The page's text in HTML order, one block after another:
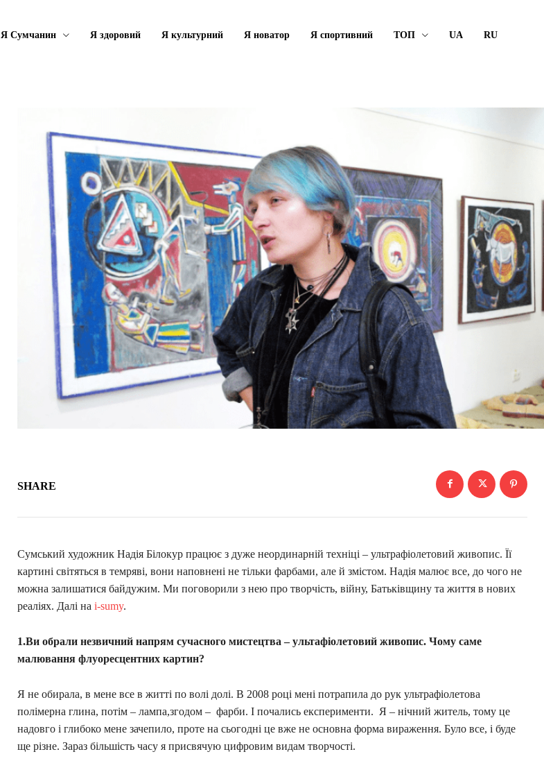
Я Сумчанин Я здоровий Я культурний Я новатор Я спортивний ТОП UA RU
SHARE
Сумський художник Надія Білокур працює з дуже неординарній техніці – ультрафіолетовий живопис. Її
картині світяться в темряві, вони наповнені не тільки фарбами, але й змістом. Надія малює все, до чого не
можна залишатися байдужим. Ми поговорили з нею про творчість, війну, Батьківщину та життя в нових
реаліях. Далі на i-sumy.
1.Ви обрали незвичний напрям сучасного мистецтва – ультафіолетовий живопис. Чому саме
малювання флуоресцентних картин?
Я не обирала, в мене все в житті по волі долі. В 2008 році мені потрапила до рук ультрафіолетова
полімерна глина, потім – лампа,згодом – фарби. І почались експерименти. Я – нічний житель, тому це
надовго і глибоко мене зачепило, проте на сьогодні це вже не основна форма вираження. Було все, і буде
ще різне. Зараз більшість часу я присвячую цифровим видам творчості.